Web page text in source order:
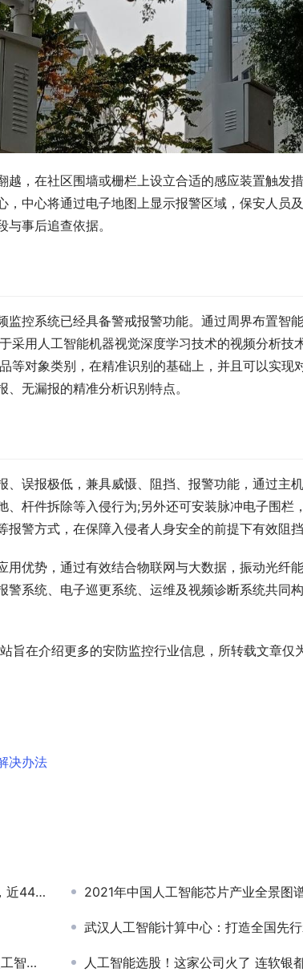
越，在社区围墙或栅栏上设立合适的感应装置触发
中心将通过电子地图上显示报警区域，保安人员
事后追查依据。
监控系统已经具备警戒报警功能。通过周界布置智
采用人工智能机器视觉深度学习技术的视频分析技
等对象类别，在精准识别的基础上，并且可以实现
无漏报的精准分析识别特点。
、误报极低，兼具威慑、阻挡、报警功能，通过主
杆件拆除等入侵行为;另外还可安装脉冲电子围栏
警方式，在保障入侵者人身安全的前提下有效阻挡
优势，通过有效结合物联网与大数据，振动光纤
系统、电子巡更系统、运维及视频诊断系统共同
旨在介绍更多的安防监控行业信息，所转载文章仅
决办法
家。 2021年中国人工智能芯片产业全景图
武汉人工智能计算中心：打造全国先
国” 人工智能选股！这家公司火了 连软银